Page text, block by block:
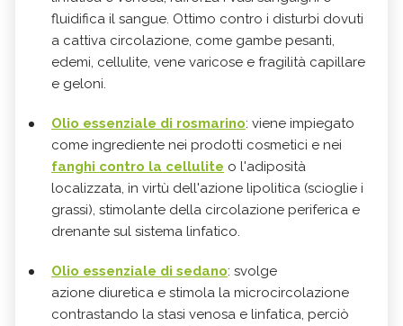
fluidifica il sangue. Ottimo contro i disturbi dovuti
a cattiva circolazione, come gambe pesanti,
edemi, cellulite, vene varicose e fragilità capillare
e geloni.
Olio essenziale di rosmarino: viene impiegato
come ingrediente nei prodotti cosmetici e nei
fanghi contro la cellulite o l'adiposità
localizzata, in virtù dell'azione lipolitica (scioglie i
grassi), stimolante della circolazione periferica e
drenante sul sistema linfatico.
Olio essenziale di sedano: svolge
azione diuretica e stimola la microcircolazione
contrastando la stasi venosa e linfatica, perciò